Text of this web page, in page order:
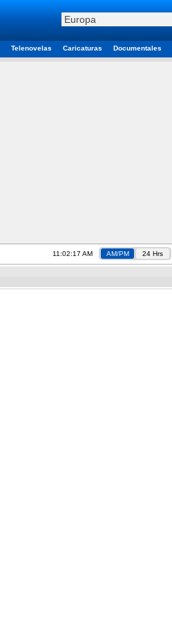
Telenovelas Caricaturas Documentales
11:02:17 AM AM/PM 24 Hrs